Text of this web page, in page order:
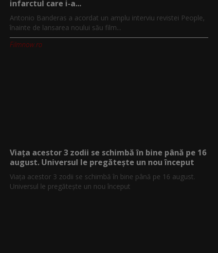
infarctul care i-a...
Antonio Banderas a acordat un amplu interviu revistei People,
înainte de lansarea noului său film...
Filmnow.ro
Viața acestor 3 zodii se schimbă în bine până pe 16
august. Universul le pregătește un nou început
Viața acestor 3 zodii se schimbă în bine până pe 16 august.
Universul le pregătește un nou început